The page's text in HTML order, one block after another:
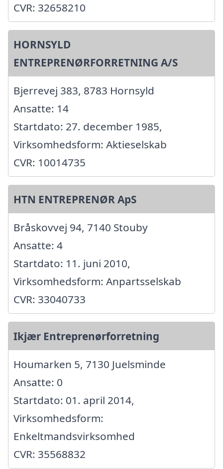
CVR: 32658210
HORNSYLD
ENTREPRENØRFORRETNING A/S
Bjerrevej 383, 8783 Hornsyld
Ansatte: 14
Startdato: 27. december 1985,
Virksomhedsform: Aktieselskab
CVR: 10014735
HTN ENTREPRENØR ApS
Bråskovvej 94, 7140 Stouby
Ansatte: 4
Startdato: 11. juni 2010,
Virksomhedsform: Anpartsselskab
CVR: 33040733
Ikjær Entreprenørforretning
Houmarken 5, 7130 Juelsminde
Ansatte: 0
Startdato: 01. april 2014,
Virksomhedsform:
Enkeltmandsvirksomhed
CVR: 35568832